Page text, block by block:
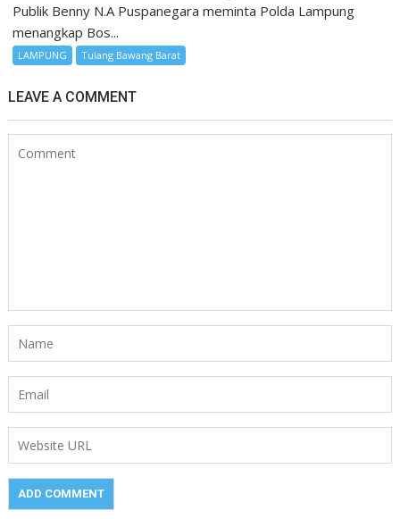
Publik Benny N.A Puspanegara meminta Polda Lampung
menangkap Bos...
LAMPUNG Tulang Bawang Barat
LEAVE A COMMENT